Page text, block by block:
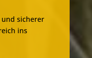
sicherer
ins